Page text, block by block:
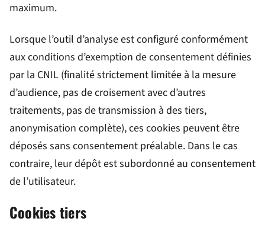
maximum.
Lorsque l’outil d’analyse est configuré conformément
aux conditions d’exemption de consentement définies
par la CNIL (finalité strictement limitée à la mesure
d’audience, pas de croisement avec d’autres
traitements, pas de transmission à des tiers,
anonymisation complète), ces cookies peuvent être
déposés sans consentement préalable. Dans le cas
contraire, leur dépôt est subordonné au consentement
de l’utilisateur.
Cookies tiers